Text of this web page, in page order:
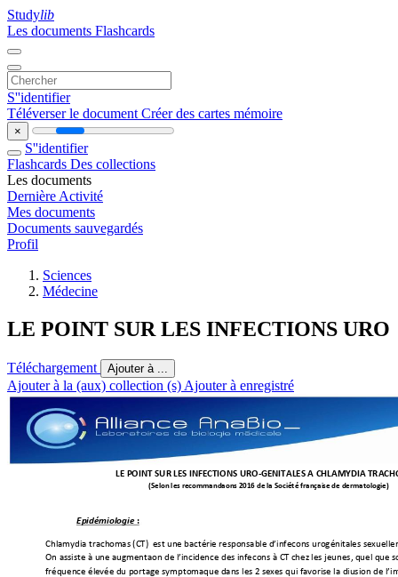
Studylib
Les documents Flashcards
S''identifier
Téléverser le document Créer des cartes mémoire
×
S''identifier
Flashcards Des collections
Les documents
Dernière Activité
Mes documents
Documents sauvegardés
Profil
Sciences
Médecine
LE POINT SUR LES INFECTIONS URO
Téléchargement Ajouter à ...
Ajouter à la (aux) collection (s) Ajouter à enregistré
LE POINT SUR LES INFECTIONS URO-GENITALES A CHLAMYDIA
(Selon les recommandations 2016 de la Société française de dermatologie)
Epidémiologie :
Chlamydia trachomatis (CT) est une bactérie responsable d’infections urogénitales
On assiste à une augmentation de l’incidence des infections à CT chez les jeunes, quel que
fréquence élevée du portage symptomatique dans les 2 sexes qui favorise la diffusion de